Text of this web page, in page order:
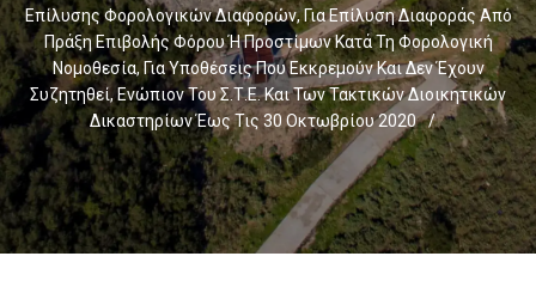
Επίλυσης Φορολογικών Διαφορών, Για Επίλυση Διαφοράς Από
Πράξη Επιβολής Φόρου Ή Προστίμων Κατά Τη Φορολογική
Νομοθεσία, Για Υποθέσεις Που Εκκρεμούν Και Δεν Έχουν
Συζητηθεί, Ενώπιον Του Σ.τ.Ε. Και Των Τακτικών Διοικητικών
Δικαστηρίων Έως Τις 30 Οκτωβρίου 2020
/